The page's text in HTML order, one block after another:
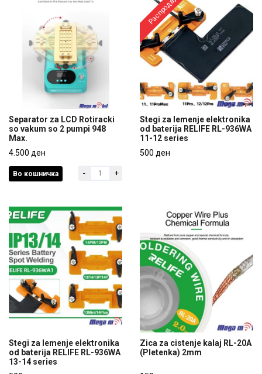
Separator za LCD Rotiracki
so vakum so 2 pumpi 948
4.500 ден
Separator za LCD Rotiracki
so vakum so 2 pumpi 948
Max.
4.500 ден
Во кошничка - +
Stegi za lemenje elektronika
od baterija RELIFE RL-936WA
Stegi za lemenje elektronika
od baterija RELIFE RL-936WA
11-12 series
500 ден
Stegi za lemenje elektronika
Stegi za lemenje elektronika
od baterija RELIFE RL-936WA
13-14 series
Zica za cistenje kalaj RL-20A
(Pletenka) 2mm